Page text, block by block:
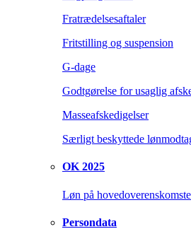
Fratrædelsesaftaler
Fritstilling og suspension
G-dage
Godtgørelse for usaglig
Masseafskedigelser
Særligt beskyttede
OK 2025
Løn på
Persondata